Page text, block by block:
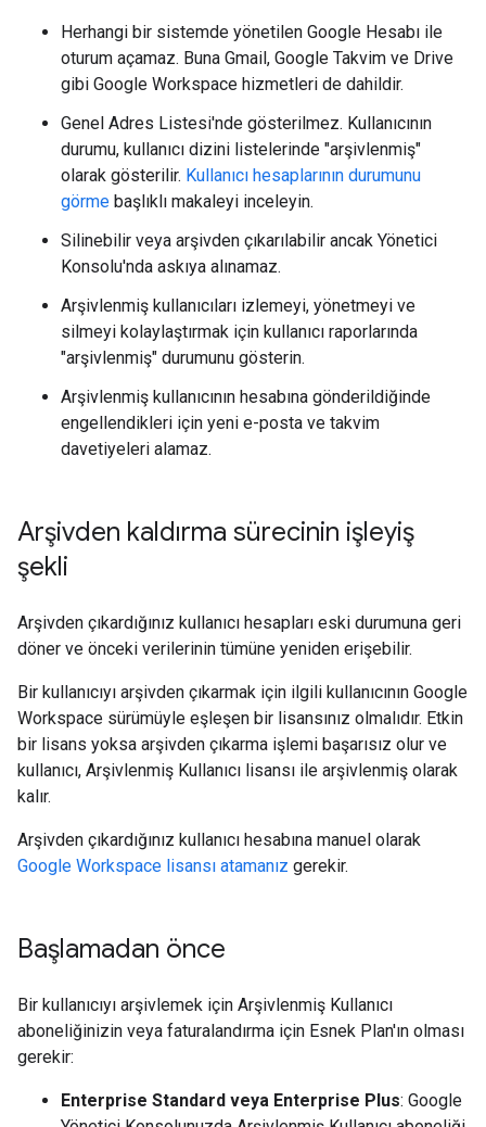
Herhangi bir sistemde yönetilen Google Hesabı ile
oturum açamaz. Buna Gmail, Google Takvim ve Drive
gibi Google Workspace hizmetleri de dahildir.
Genel Adres Listesi'nde gösterilmez. Kullanıcının
durumu, kullanıcı dizini listelerinde "arşivlenmiş"
olarak gösterilir. Kullanıcı hesaplarının durumunu
görme başlıklı makaleyi inceleyin.
Silinebilir veya arşivden çıkarılabilir ancak Yönetici
Konsolu'nda askıya alınamaz.
Arşivlenmiş kullanıcıları izlemeyi, yönetmeyi ve
silmeyi kolaylaştırmak için kullanıcı raporlarında
"arşivlenmiş" durumunu gösterin.
Arşivlenmiş kullanıcının hesabına gönderildiğinde
engellendikleri için yeni e-posta ve takvim
davetiyeleri alamaz.
Arşivden kaldırma sürecinin işleyiş
şekli
Arşivden çıkardığınız kullanıcı hesapları eski durumuna geri
döner ve önceki verilerinin tümüne yeniden erişebilir.
Bir kullanıcıyı arşivden çıkarmak için ilgili kullanıcının Google
Workspace sürümüyle eşleşen bir lisansınız olmalıdır. Etkin
bir lisans yoksa arşivden çıkarma işlemi başarısız olur ve
kullanıcı, Arşivlenmiş Kullanıcı lisansı ile arşivlenmiş olarak
kalır.
Arşivden çıkardığınız kullanıcı hesabına manuel olarak
Google Workspace lisansı atamanız gerekir.
Başlamadan önce
Bir kullanıcıyı arşivlemek için Arşivlenmiş Kullanıcı
aboneliğinizin veya faturalandırma için Esnek Plan'ın olması
gerekir:
Enterprise Standard veya Enterprise Plus: Google